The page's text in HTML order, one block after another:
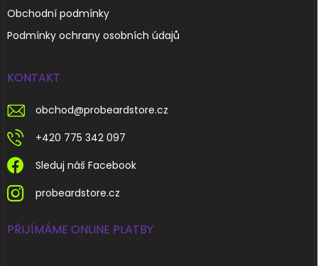
Obchodní podmínky
Podmínky ochrany osobních údajů
KONTAKT
obchod@probeardstore.cz
+420 775 342 097
Sleduj náš Facebook
probeardstore.cz
PŘIJÍMÁME ONLINE PLATBY